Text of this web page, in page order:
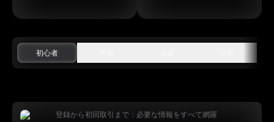
初心者
登録から初回取引まで：必要な情報をすべて網羅